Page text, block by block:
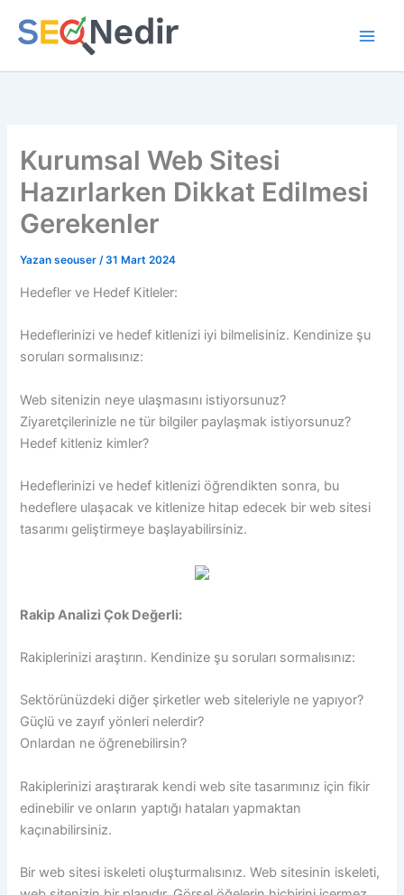
atla
Kurumsal Web Sitesi
Hazırlarken Dikkat Edilmesi
Gerekenler
Yazan seouser/31 Mart 2024
Hedefler ve Hedef Kitleler:
Hedeflerinizi ve hedef kitlenizi iyi bilmelisiniz. Kendinize şu
soruları sormalısınız:
Web sitenizin neye ulaşmasını istiyorsunuz?
Ziyaretçilerinizle ne tür bilgiler paylaşmak istiyorsunuz?
Hedef kitleniz kimler?
Hedeflerinizi ve hedef kitlenizi öğrendikten sonra, bu
hedeflere ulaşacak ve kitlenize hitap edecek bir web sitesi
tasarımı geliştirmeye başlayabilirsiniz.
Rakip Analizi Çok Değerli:
Rakiplerinizi araştırın. Kendinize şu soruları sormalısınız:
Sektörünüzdeki diğer şirketler web siteleriyle ne yapıyor?
Güçlü ve zayıf yönleri nelerdir?
Onlardan ne öğrenebilirsin?
Rakiplerinizi araştırarak kendi web site tasarımınız için fikir
edinebilir ve onların yaptığı hataları yapmaktan
kaçınabilirsiniz.
Bir web sitesi iskeleti oluşturmalısınız. Web sitesinin iskeleti,